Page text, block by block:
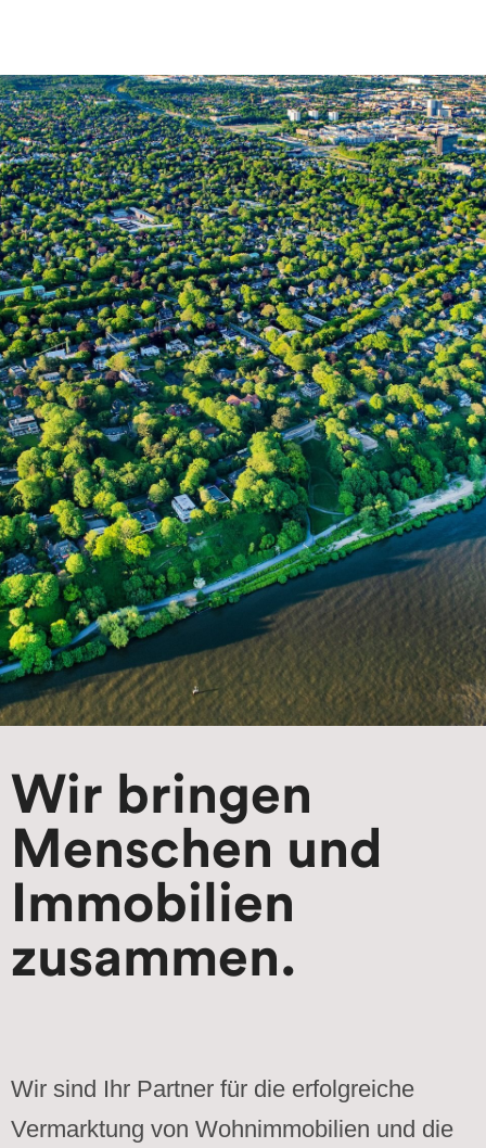
Wir bringen
Menschen und
Immobilien
zusammen.
Wir sind Ihr Partner für die erfolgreiche
Vermarktung von Wohnimmobilien und die